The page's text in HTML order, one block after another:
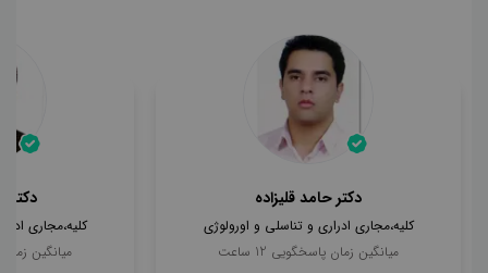
دکتر حامد قلیزاده
کلیه،مجاری ادراری و تناسلی و اورولوژی
میانگین زمان پاسخگویی 12 ساعت
دکتر
کلیه،مجاری
میانگین